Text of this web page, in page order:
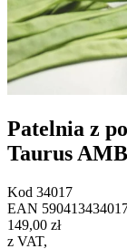
Patelnia z
Taurus
Kod 34017
EAN
149,00 zł
z VAT,